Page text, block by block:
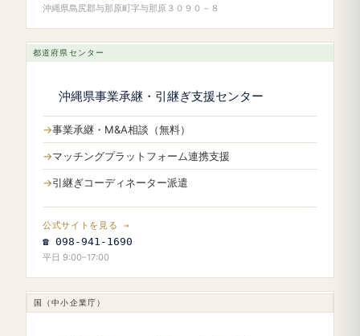
沖縄県島尻郡与那原町字与那原３０９０－８
都道府県センター
沖縄県事業承継・引継ぎ支援センター
事業承継・M&A相談（無料）
マッチングプラットフォーム連携支援
引継ぎコーディネーター派遣
公式サイトを見る →
☎ 098-941-1690
平日 9:00–17:00
国（中小企業庁）